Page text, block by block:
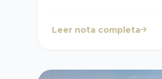
Cabanzo, con mucha
Leer nota completa